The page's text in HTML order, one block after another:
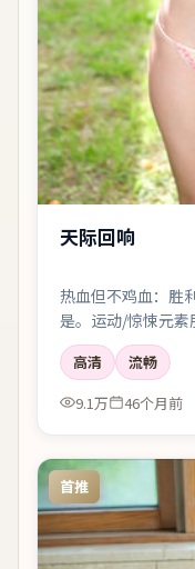
天际回响
热血但不鸡血：胜
是。运动/惊悚元素
高清
流畅
9.1万
46个月前
首推